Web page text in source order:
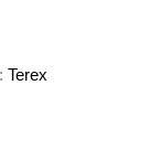
Terex